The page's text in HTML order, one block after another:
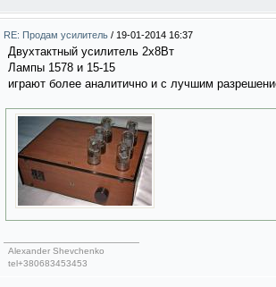
RE: Продам усилитель / 19-01-2014 16:37
Двухтактный усилитель 2х8Вт
Лампы 1578 и 15-15
играют более аналитично и с лучшим
Alexander Shevchenko
tel+380683453453